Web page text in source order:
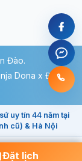
Đào.
Dona x Đức
uy tín 44 năm tại
cũ) & Hà Nội
Đặt lịch
Đặt lịch